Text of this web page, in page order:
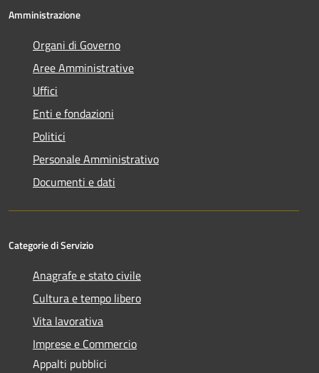
Amministrazione
Organi di Governo
Aree Amministrative
Uffici
Enti e fondazioni
Politici
Personale Amministrativo
Documenti e dati
Categorie di Servizio
Anagrafe e stato civile
Cultura e tempo libero
Vita lavorativa
Imprese e Commercio
Appalti pubblici